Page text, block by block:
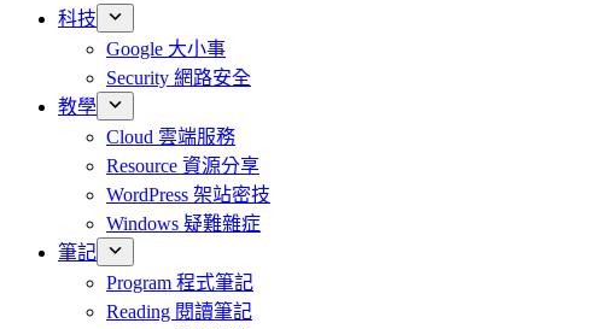
科技
Google 大小事
Security 網路安全
教學
Cloud 雲端服務
Resource 資源分享
WordPress 架站密技
Windows 疑難雜症
筆記
Program 程式筆記
Reading 閱讀筆記